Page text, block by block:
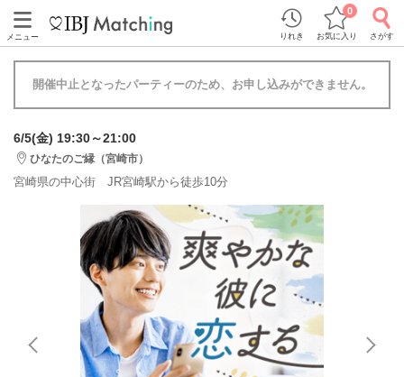
メニュー りれき お気に入り
0
さがす
開催中止となったパーティーのため、お申し込みができません。
6/5(金) 19:30～21:00
ひなたのご縁（宮崎市）
宮崎県の中心街 JR宮崎駅から徒歩10分